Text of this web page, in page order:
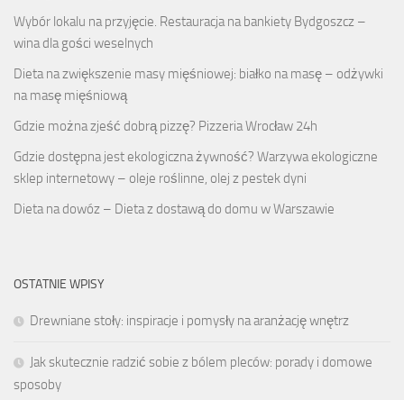
Wybór lokalu na przyjęcie. Restauracja na bankiety Bydgoszcz –
wina dla gości weselnych
Dieta na zwiększenie masy mięśniowej: białko na masę – odżywki
na masę mięśniową
Gdzie można zjeść dobrą pizzę? Pizzeria Wrocław 24h
Gdzie dostępna jest ekologiczna żywność? Warzywa ekologiczne
sklep internetowy – oleje roślinne, olej z pestek dyni
Dieta na dowóz – Dieta z dostawą do domu w Warszawie
OSTATNIE WPISY
Drewniane stoły: inspiracje i pomysły na aranżację wnętrz
Jak skutecznie radzić sobie z bólem pleców: porady i domowe
sposoby